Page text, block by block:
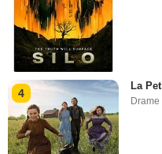
4
La
Drame